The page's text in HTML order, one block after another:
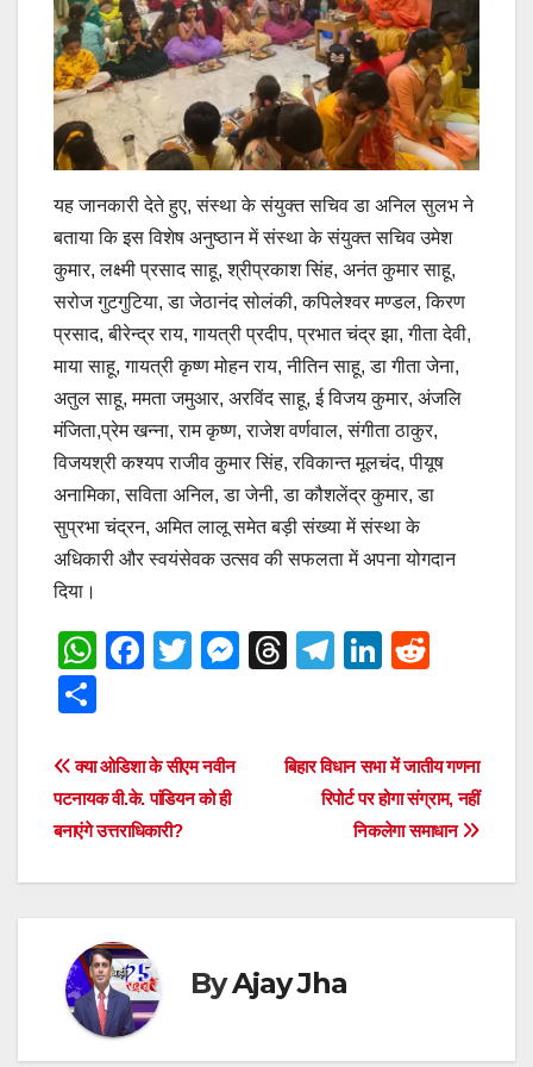
यह जानकारी देते हुए, संस्था के संयुक्त सचिव डा अनिल सुलभ ने
बताया कि इस विशेष अनुष्ठान में संस्था के संयुक्त सचिव उमेश
कुमार, लक्ष्मी प्रसाद साहू, श्रीप्रकाश सिंह, अनंत कुमार साहू,
सरोज गुटगुटिया, डा जेठानंद सोलंकी, कपिलेश्वर मण्डल, किरण
प्रसाद, बीरेन्द्र राय, गायत्री प्रदीप, प्रभात चंद्र झा, गीता देवी,
माया साहू, गायत्री कृष्ण मोहन राय, नीतिन साहू, डा गीता जेना,
अतुल साहू, ममता जमुआर, अरविंद साहू, ई विजय कुमार, अंजलि
मंजिता,प्रेम खन्ना, राम कृष्ण, राजेश वर्णवाल, संगीता ठाकुर,
विजयश्री कश्यप राजीव कुमार सिंह, रविकान्त मूलचंद, पीयूष
अनामिका, सविता अनिल, डा जेनी, डा कौशलेंद्र कुमार, डा
सुप्रभा चंद्रन, अमित लालू समेत बड़ी संख्या में संस्था के
अधिकारी और स्वयंसेवक उत्सव की सफलता में अपना योगदान
दिया।
W
s
A
p
p
F
e
b
o
o
T
er
M
er
T
a
T
gr
a
m
Li
e
dI
n
di
t
ar
e
Post
navigation
बिहार विधान सभा में जातीय गणना
रिपोर्ट पर होगा संग्राम, नहीं
निकलेगा समाधान
क्या ओडिशा के सीएम नवीन
पटनायक वी.के. पांडियन को ही
बनाएंगे उत्तराधिकारी?
ByAjay Jha